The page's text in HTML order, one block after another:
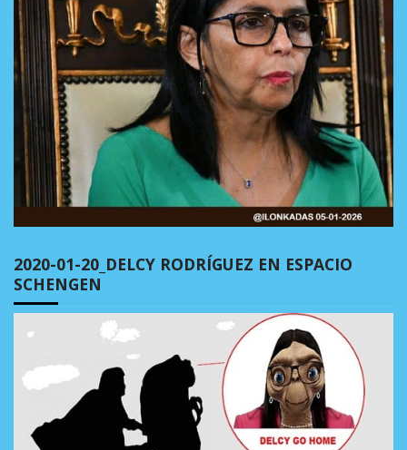
2020-01-20_DELCY RODRÍGUEZ EN ESPACIO
SCHENGEN